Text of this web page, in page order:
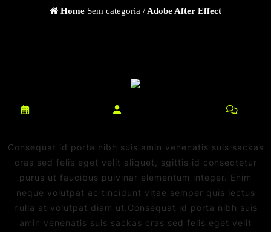
Home Sem categoria / Adobe After Effect
Consequat id porta nibh suis amin venenatis suis sackas
cras sed felis eget velit aliquet, sgittis id consectetur
purus ut faucibus pulvinar elementum integer. Enim
neque volutpat ac tincidunt vitae semper quis lectus
nulla at volutpat diam ut.Consequat id porta nibh suis
amin venenatis suis sackas cras sed felis eget velit